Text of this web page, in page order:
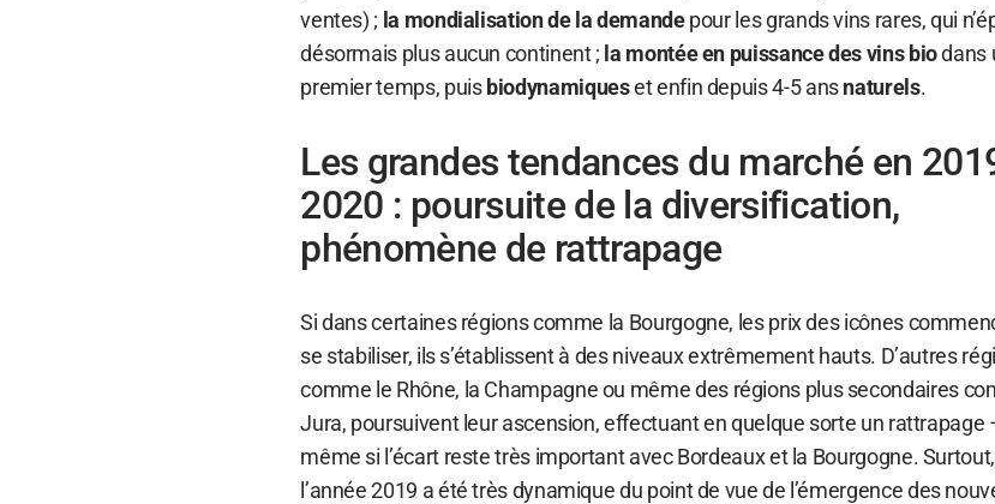
ventes) ; la mondialisation de la demandepour les grands vins rares, qui
désormais plus aucun continent ; la montée en puissance des vins biodans
premier temps, puisbiodynamiqueset enfin depuis 4-5 ansnaturels.
Les grandes tendances du marché en
2020 : poursuite de la diversification,
phénomène de rattrapage
Si dans certaines régions comme la Bourgogne, les prix des icônes
se stabiliser, ils s’établissent à des niveaux extrêmement hauts. D’autres
comme le Rhône, la Champagne ou même des régions plus secondaires
Jura, poursuivent leur ascension, effectuant en quelque sorte un rattrapage
même si l’écart reste très important avec Bordeaux et la Bourgogne. Surtout,
l’année 2019 a été très dynamique du point de vue de l’émergence des